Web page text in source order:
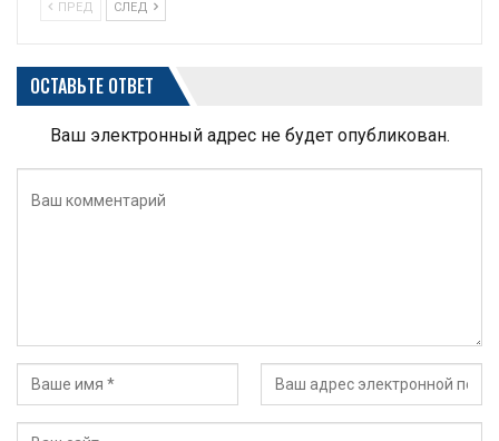
ПРЕД СЛЕД
ОСТАВЬТЕ ОТВЕТ
Ваш электронный адрес не будет опубликован.